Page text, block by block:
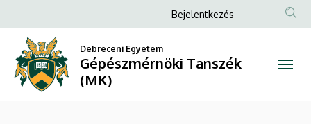
Hegesztéstechnikai
Laboratórium
Gépészmérnöki
a
tartalomra
Anonim
fiók
menüje
Bejelentkezés
Debreceni Egyetem
Gépészmérnöki Tanszék
(MK)